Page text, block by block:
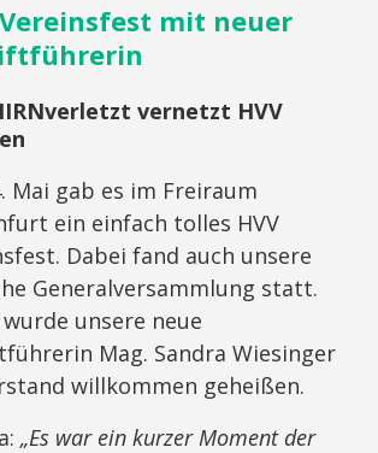
Vereinsfest mit neuer
vernetzt HVV
Mai gab es im Freiraum
ein einfach tolles HVV
Dabei fand auch unsere
Generalversammlung statt.
unsere neue
Mag. Sandra Wiesinger
willkommen geheißen.
„Es war ein kurzer Moment der